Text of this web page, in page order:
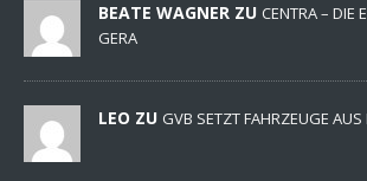
BEATE WAGNER ZU CENTRA – DIE
GERA
LEO ZU GVB SETZT FAHRZEUGE